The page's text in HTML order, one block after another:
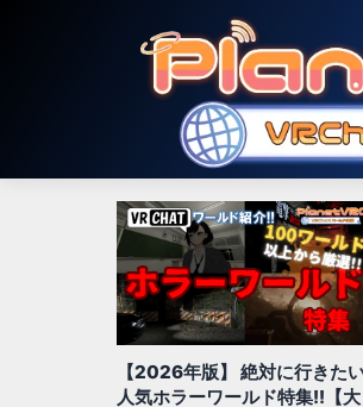
【2026年版】盛り上がること
間違いなし!!ジャンル別、面白